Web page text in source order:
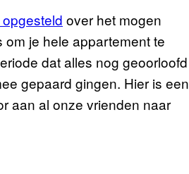
over het mogen
je hele appartement te
dat alles nog geoorloofd
gepaard gingen. Hier is een
aan al onze vrienden naar